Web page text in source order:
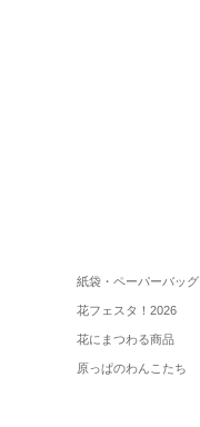
紙袋・ペーパーバッグ
花フェスタ！2026
花にまつわる商品
原っぱのわんこたち